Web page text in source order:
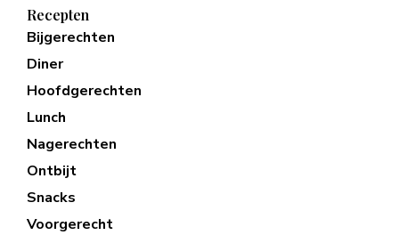
Recepten
Bijgerechten
Diner
Hoofdgerechten
Lunch
Nagerechten
Ontbijt
Snacks
Voorgerecht